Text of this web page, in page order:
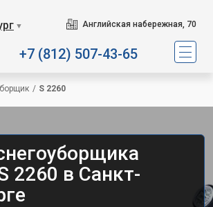
▼ Английская набережная, 70
+7 (812) 507-43-65
/ S 2260
2260 в Санкт-